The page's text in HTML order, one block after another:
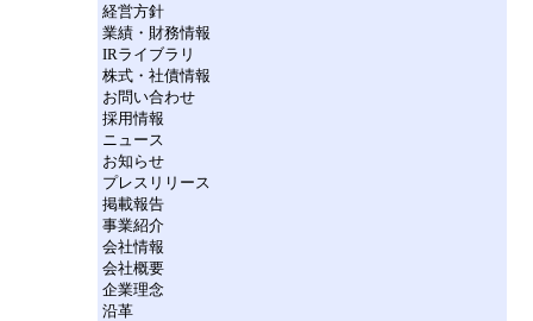
経営方針
業績・財務情報
IRライブラリ
株式・社債情報
お問い合わせ
採用情報
ニュース
お知らせ
プレスリリース
掲載報告
事業紹介
会社情報
会社概要
企業理念
沿革